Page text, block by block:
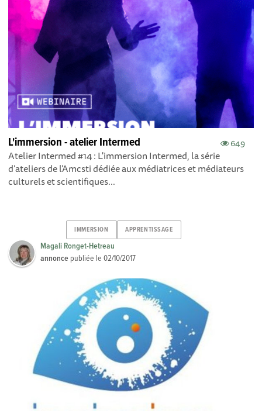
649
L'immersion - atelier Intermed
Atelier Intermed #14 : L'immersion Intermed, la série
d’ateliers de l’Amcsti dédiée aux médiatrices et médiateurs
culturels et scientifiques...
IMMERSION APPRENTISSAGE
Magali Ronget-Hetreau
annonce publiée le02/10/2017